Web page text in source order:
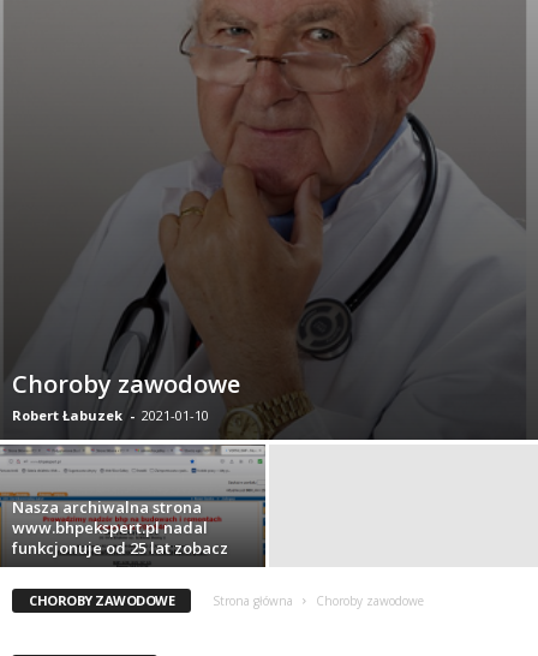
Choroby zawodowe
Robert Łabuzek - 2021-01-10
Nasza archiwalna strona
www.bhpekspert.pl nadal
funkcjonuje od 25 lat zobacz
CHOROBY ZAWODOWE Strona główna Choroby zawodowe